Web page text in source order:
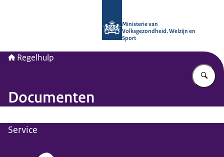
Ministerie van
Volksgezondheid, Welzijn en
Sport
Regelhulp
Documenten
Service